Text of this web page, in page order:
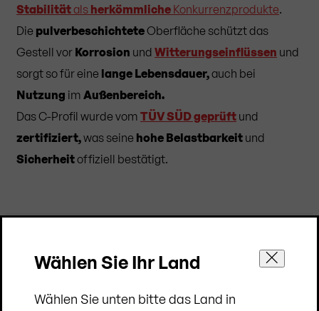
Stabilitätals herkömmliche Konkurrenzprodukte.
Die pulverbeschichteteOberfläche schützt das
Gestell vor Korrosion und Witterungseinflüssen und
sorgt so für eine lange Lebensdauer,auch bei
Nutzung im Außenbereich.
Das C-Profil wurde vom TÜV SÜD geprüft und
zertifiziert,was seine hohe Belastbarkeit und
Sicherheitoffiziell bestätigt.
Wählen Sie Ihr Land
Wählen Sie unten bitte das Land in